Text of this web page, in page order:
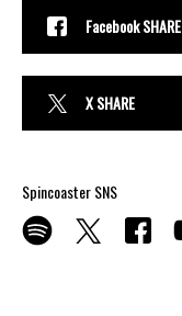
Facebook SHARE
X SHARE
Spincoaster SNS